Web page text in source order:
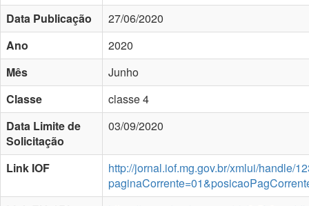
Data Publicação
27/06/2020
Ano
2020
Mês
Junho
Classe
classe 4
Data Limite de
Solicitação
03/09/2020
Link IOF
http://jornal.iof.mg.gov.br/xmlui/handle/